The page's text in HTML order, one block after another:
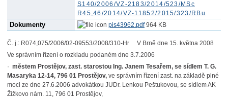
S140/2006/VZ-2183/2014/523/MSc
R45,46/2014/VZ-11852/2015/323/RBu
Dokumenty pis43962.pdf964 KB
Č. j.: R074,075/2006/02-09553/2008/310-Hr V Brně dne 15. května 2008
Ve správním řízení o rozkladu podaném dne 3.7.2006
· městem Prostějov, zast. starostou Ing. Janem Tesařem, se sídlem T. G.
Masaryka 12-14, 796 01 Prostějov, ve správním řízení zast. na základě plné
moci ze dne 27.6.2006 advokátkou JUDr. Lenkou Peštukovou, se sídlem AK
Žižkovo nám. 11, 796 01 Prostějov,